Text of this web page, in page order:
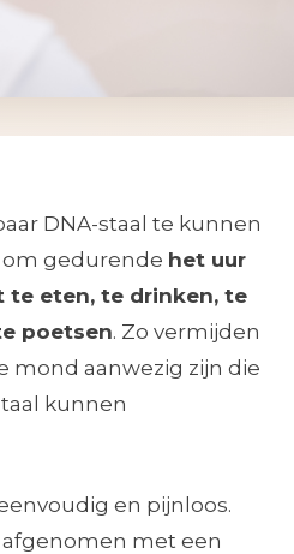
DNA-staal te kunnen
gedurende het uur
te eten, te drinken, te
poetsen. Zo vermijden
mond aanwezig zijn die
kunnen
en pijnloos.
met een